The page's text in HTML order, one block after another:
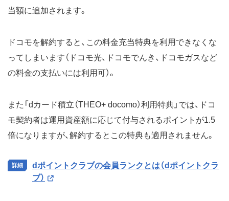
当額に追加されます。
ドコモを解約すると、この料金充当特典を利用できなくな
ってしまいます（ドコモ光、ドコモでんき、ドコモガスなど
の料金の支払いには利用可）。
また「dカード積立（THEO+ docomo）利用特典」では、ドコ
モ契約者は運用資産額に応じて付与されるポイントが1.5
倍になりますが、解約するとこの特典も適用されません。
dポイントクラブの会員ランクとは（dポイントクラ
ブ）